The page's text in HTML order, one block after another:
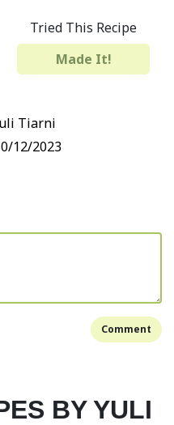
Tried This Recipe
Made It!
Tiarni
12/2023
Comment
BY YULI